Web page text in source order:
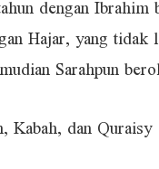
dengan
Hajar, yang
Sarahpun
Kabah, dan Quraisy